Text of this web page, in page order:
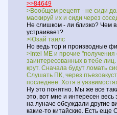
>>84649
>Вообщем рецепт - не сиди
маскируй их и сиди через
Не слишком - ли близко? Чем
устраивает?
>Юзай таилс
Но ведь тор и производные
>Intel ME и прочие
заинтересованных в тебе
крут. Сначала будут ломать
Слушать ПК, через
последнее. Хотя в
Ну это понятно. Мы же все
это, вот мне и интересен
на луначе обсуждали другие
какие-то китайские. Есть еще